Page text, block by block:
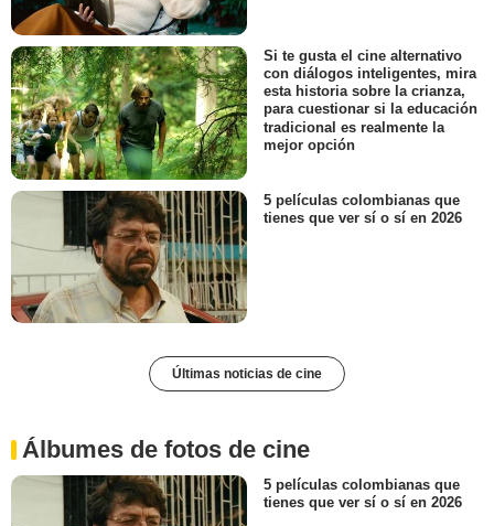
Si te gusta el cine alternativo
con diálogos inteligentes, mira
esta historia sobre la crianza,
para cuestionar si la educación
tradicional es realmente la
mejor opción
5 películas colombianas que
tienes que ver sí o sí en 2026
Últimas noticias de cine
Álbumes de fotos de cine
5 películas colombianas que
tienes que ver sí o sí en 2026